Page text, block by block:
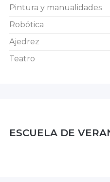
Pintura y manualidades
Robótica
Ajedrez
Teatro
ESCUELA DE